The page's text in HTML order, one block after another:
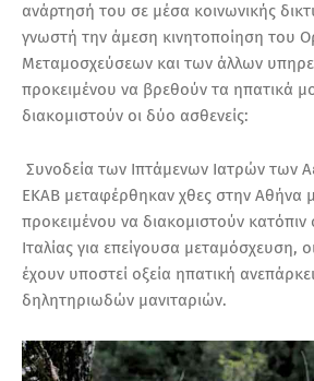
ανάρτησή του σε μέσα κοινωνικής
γνωστή την άμεση κινητοποίηση του
Μεταμοσχεύσεων και των άλλων
προκειμένου να βρεθούν τα ηπατικά
διακομιστούν οι δύο ασθενείς:
Συνοδεία των Ιπτάμενων Ιατρών των
ΕΚΑΒ μεταφέρθηκαν χθες στην Αθήνα
προκειμένου να διακομιστούν
Ιταλίας για επείγουσα μεταμόσχευση,
έχουν υποστεί οξεία ηπατική
δηλητηριωδών μανιταριών.